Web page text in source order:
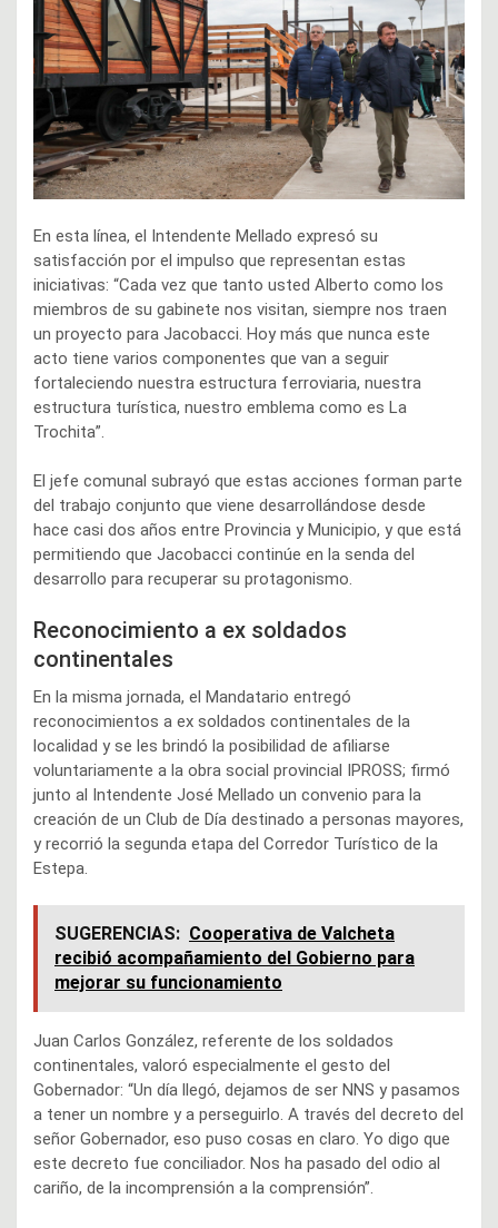
En esta línea, el Intendente Mellado expresó su
satisfacción por el impulso que representan estas
iniciativas: “Cada vez que tanto usted Alberto como los
miembros de su gabinete nos visitan, siempre nos traen
un proyecto para Jacobacci. Hoy más que nunca este
acto tiene varios componentes que van a seguir
fortaleciendo nuestra estructura ferroviaria, nuestra
estructura turística, nuestro emblema como es La
Trochita”.
El jefe comunal subrayó que estas acciones forman parte
del trabajo conjunto que viene desarrollándose desde
hace casi dos años entre Provincia y Municipio, y que está
permitiendo que Jacobacci continúe en la senda del
desarrollo para recuperar su protagonismo.
Reconocimiento a ex soldados
continentales
En la misma jornada, el Mandatario entregó
reconocimientos a ex soldados continentales de la
localidad y se les brindó la posibilidad de afiliarse
voluntariamente a la obra social provincial IPROSS; firmó
junto al Intendente José Mellado un convenio para la
creación de un Club de Día destinado a personas mayores,
y recorrió la segunda etapa del Corredor Turístico de la
Estepa.
SUGERENCIAS: Cooperativa de Valcheta
recibió acompañamiento del Gobierno para
mejorar su funcionamiento
Juan Carlos González, referente de los soldados
continentales, valoró especialmente el gesto del
Gobernador: “Un día llegó, dejamos de ser NNS y pasamos
a tener un nombre y a perseguirlo. A través del decreto del
señor Gobernador, eso puso cosas en claro. Yo digo que
este decreto fue conciliador. Nos ha pasado del odio al
cariño, de la incomprensión a la comprensión”.